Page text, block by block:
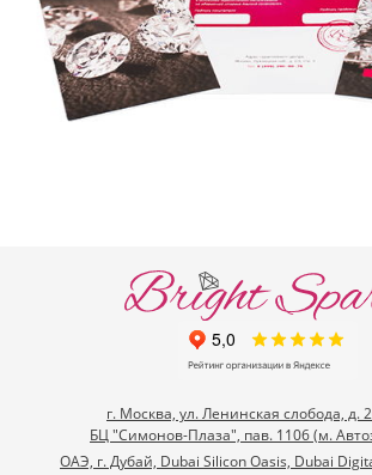
г. Москва, ул. Ленинская слобода, д.
БЦ "Симонов-Плаза", пав. 1106 (м.
ОАЭ, г. Дубай, Dubai Silicon Oasis, Dubai